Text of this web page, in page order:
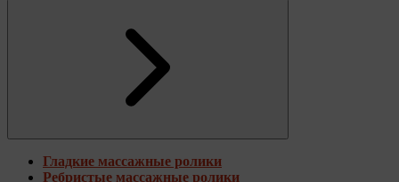
Гладкие массажные ролики
Ребристые массажные ролики